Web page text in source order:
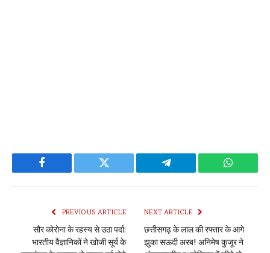
Facebook Twitter Telegram
PREVIOUS ARTICLE
सौर कोरोना के रहस्य से उठा पर्दा:
भारतीय वैज्ञानिकों ने खोजी सूर्य के
NEXT ARTICLE
छत्तीसगढ़ के लाल की रफ्तार के आगे
झुका सऊदी अरब! अनिमेष कुजूर ने